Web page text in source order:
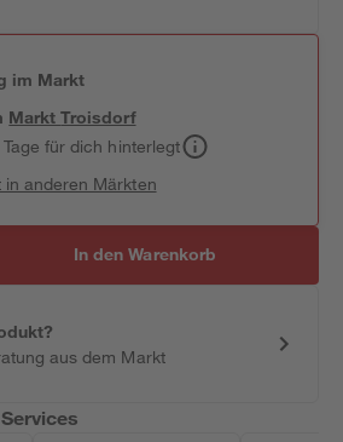
im Markt
MarktTroisdorf
für dich hinterlegt
in anderen Märkten
In den Warenkorb
aus dem Markt